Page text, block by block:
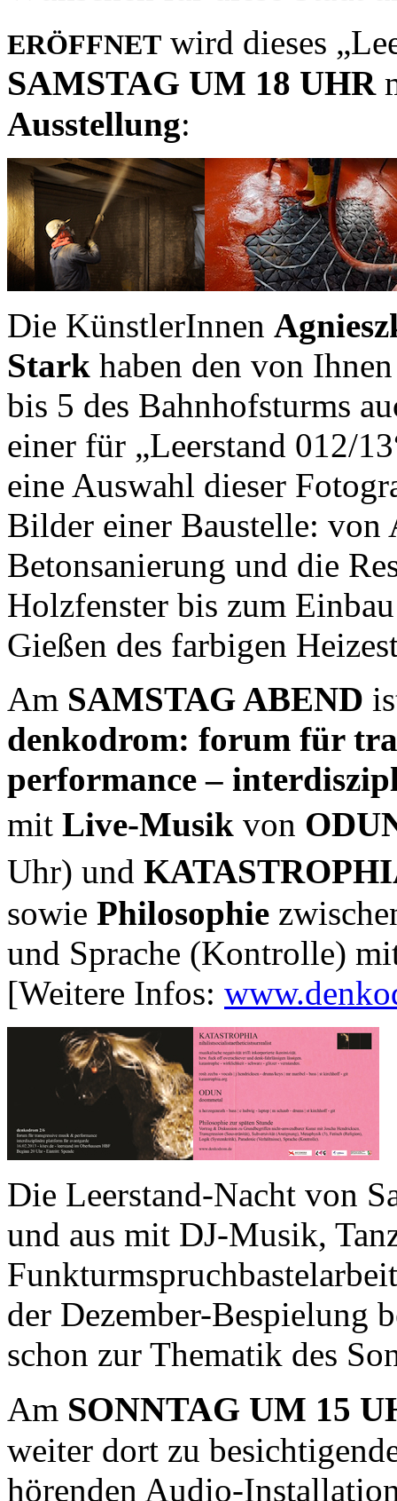
ERÖFFNET wird dieses
SAMSTAG UM 18 UHR
Ausstellung:
Die KünstlerInnen
Stark haben den von
bis 5 des Bahnhofsturms
einer für „Leerstand 012/
eine Auswahl dieser
Bilder einer Baustelle: von
Betonsanierung und die
Holzfenster bis zum
Gießen des farbigen
Am SAMSTAG ABEND
denkodrom: forum für
performance –
mit Live-Musik von
Uhr) und
sowie Philosophie
und Sprache (Kon­trolle)
[Weitere Infos:
Die Leerstand-Nacht von
und aus mit DJ-Musik,
der Dezember-Bespielung
schon zur Thematik des
Am SONNTAG UM 15
weiter dort zu
hörenden Audio-